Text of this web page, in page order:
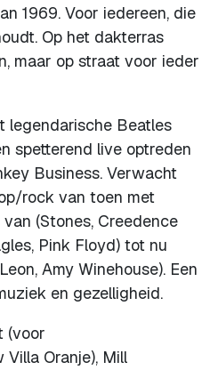
1969. Voor iedereen, die
Op het dakterras
maar op straat voor ieder
legendarische Beatles
spetterend live optreden
Business. Verwacht
rock van toen met
(Stones, Creedence
Pink Floyd) tot nu
Amy Winehouse). Een
en gezelligheid.
(voor
Oranje), Mill